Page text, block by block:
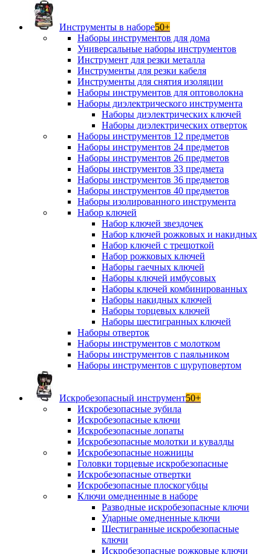
Инструменты в наборе50+
Наборы инструментов для дома
Универсальные наборы инструментов
Инструмент для резки металла
Инструменты для резки кабеля
Инструменты для снятия изоляции
Наборы инструментов для оптоволокна
Наборы диэлектрического инструмента
Наборы диэлектрических ключей
Наборы диэлектрических отверток
Наборы инструментов 12 предметов
Наборы инструментов 24 предметов
Наборы инструментов 26 предметов
Наборы инструментов 33 предмета
Наборы инструментов 36 предметов
Наборы инструментов 40 предметов
Наборы изолированного инструмента
Набор ключей
Набор ключей звездочек
Набор ключей рожковых и накидных
Набор ключей с трещоткой
Набор рожковых ключей
Наборы гаечных ключей
Наборы ключей имбусовых
Наборы ключей комбинированных
Наборы накидных ключей
Наборы торцевых ключей
Наборы шестигранных ключей
Наборы отверток
Наборы инструментов с молотком
Наборы инструментов с паяльником
Наборы инструментов с шуруповертом
Искробезопасный инструмент50+
Искробезопасные зубила
Искробезопасные ключи
Искробезопасные лопаты
Искробезопасные молотки и кувалды
Искробезопасные ножницы
Головки торцевые искробезопасные
Искробезопасные отвертки
Искробезопасные плоскогубцы
Ключи омедненные в наборе
Разводные искробезопасные ключи
Ударные омедненные ключи
Шестигранные искробезопасные
ключи
Искробезопасные рожковые ключи